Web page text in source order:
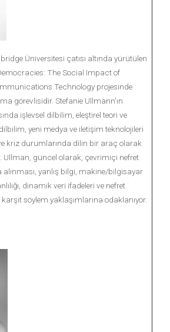
Üniversitesi çatısı altında yürütülen
The Social Impact of
Technology projesinde
görevlisidir. Stefanie Ullmann'ın
işlevsel dilbilim, eleştirel teori ve
yeni medya ve iletişim teknolojileri
kriz durumlarında dilin bir araç olarak
Ullman, güncel olarak, çevrimiçi nefret
yanlış bilgi, makine/bilgisayar
dinamik veri ifadeleri ve nefret
söylem yaklaşımlarına odaklanıyor.